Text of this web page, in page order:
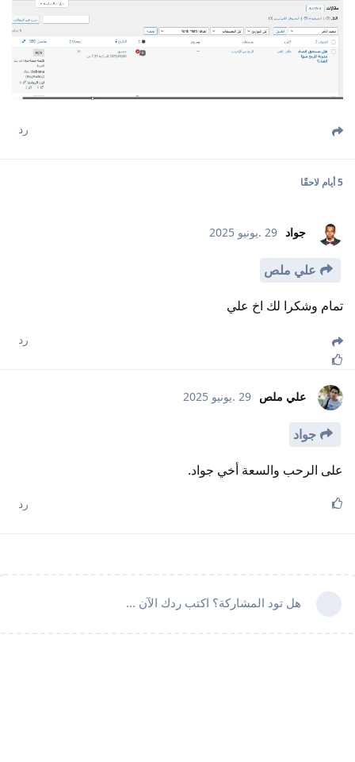
رد
5 أيام لاحقًا
جواد 29 .يونيو 2025
علي ملص
تمام وشكرا لك اخ علي
رد
علي ملص 29 .يونيو 2025
جواد
على الرحب والسعة أخي جواد.
رد
هل تود المشاركة؟ اكتب ردك الآن ...